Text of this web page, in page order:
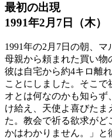
最初の出現
1991年2月7日（木）
1991年の2月7日の朝、
母親から頼まれた買い物
彼は自宅から約4キロ離
ことにしました。そこで
オとは何なのかも知らず
け給え、天使よ喜びたま
た。教会で祈る欲求が
かはわかりません。」と